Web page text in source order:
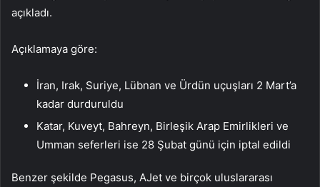
açıkladı.
Açıklamaya göre:
İran, Irak, Suriye, Lübnan ve Ürdün uçuşları 2 Mart’a
kadar durduruldu
Katar, Kuveyt, Bahreyn, Birleşik Arap Emirlikleri ve
Umman seferleri ise 28 Şubat günü için iptal edildi
Benzer şekilde Pegasus, AJet ve birçok uluslararası